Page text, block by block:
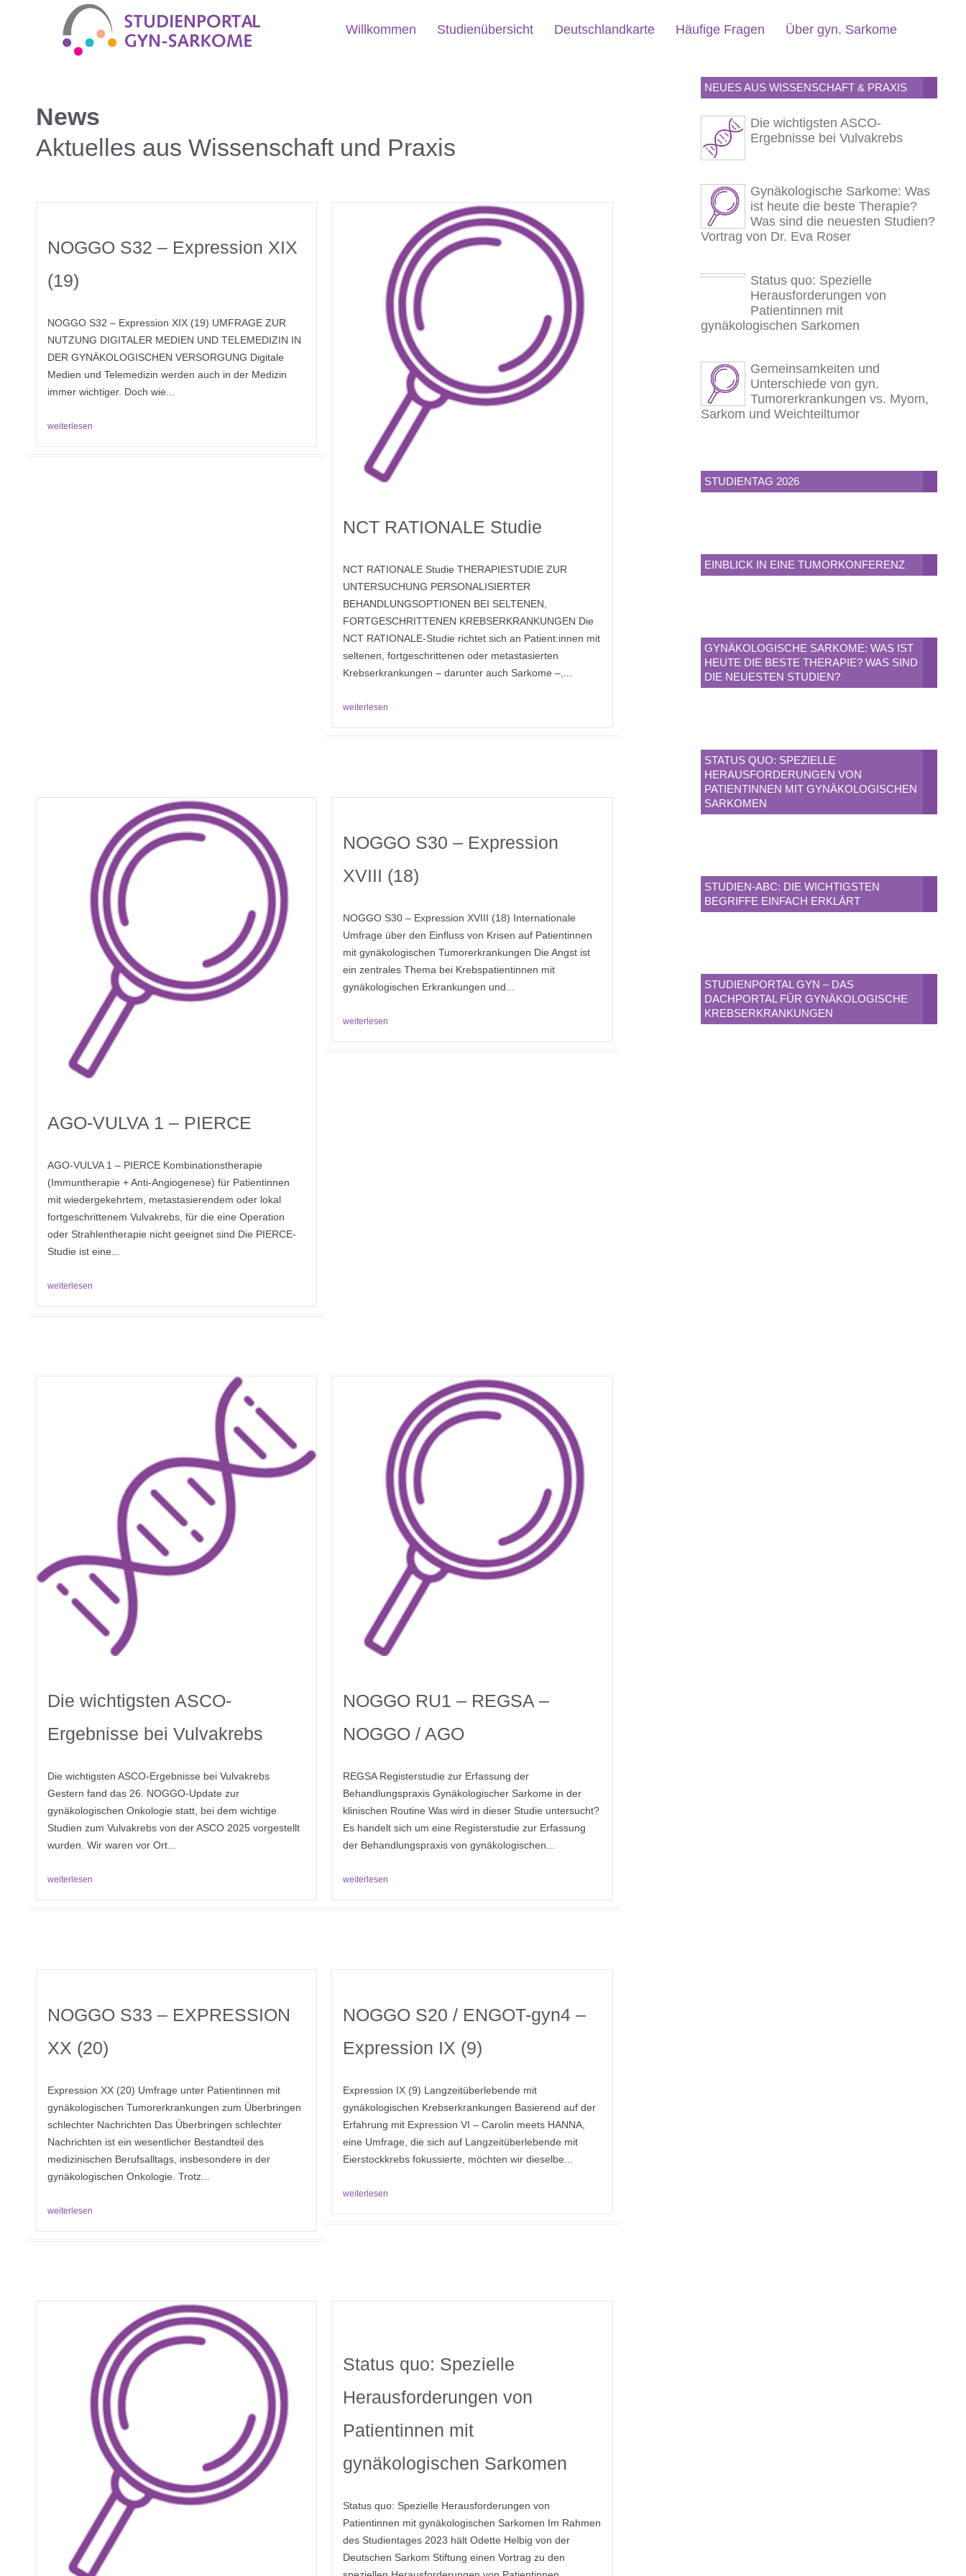
Willkommen Studienübersicht Deutschlandkarte Häufige Fragen Über gyn. Sarkome
News
Aktuelles aus Wissenschaft und Praxis
NOGGO S32 – Expression XIX
(19)
NOGGO S32 – Expression XIX (19) UMFRAGE ZUR
NUTZUNG DIGITALER MEDIEN UND TELEMEDIZIN IN
DER GYNÄKOLOGISCHEN VERSORGUNG Digitale
Medien und Telemedizin werden auch in der Medizin
immer wichtiger. Doch wie...
weiterlesen
NCT RATIONALE Studie
NCT RATIONALE Studie THERAPIESTUDIE ZUR
UNTERSUCHUNG PERSONALISIERTER
BEHANDLUNGSOPTIONEN BEI SELTENEN,
FORTGESCHRITTENEN KREBSERKRANKUNGEN Die
NCT RATIONALE-Studie richtet sich an Patient:innen mit
seltenen, fortgeschrittenen oder metastasierten
Krebserkrankungen – darunter auch Sarkome –,...
weiterlesen
AGO-VULVA 1 – PIERCE
AGO-VULVA 1 – PIERCE Kombinationstherapie
(Immuntherapie + Anti-Angiogenese) für Patientinnen
mit wiedergekehrtem, metastasierendem oder lokal
fortgeschrittenem Vulvakrebs, für die eine Operation
oder Strahlentherapie nicht geeignet sind Die PIERCE-
Studie ist eine...
weiterlesen
NOGGO S30 – Expression
XVIII (18)
NOGGO S30 – Expression XVIII (18) Internationale
Umfrage über den Einfluss von Krisen auf Patientinnen
mit gynäkologischen Tumorerkrankungen Die Angst ist
ein zentrales Thema bei Krebspatientinnen mit
gynäkologischen Erkrankungen und...
weiterlesen
Die wichtigsten ASCO-
Ergebnisse bei Vulvakrebs
Die wichtigsten ASCO-Ergebnisse bei Vulvakrebs
Gestern fand das 26. NOGGO-Update zur
gynäkologischen Onkologie statt, bei dem wichtige
Studien zum Vulvakrebs von der ASCO 2025 vorgestellt
wurden. Wir waren vor Ort...
weiterlesen
NOGGO RU1 – REGSA –
NOGGO / AGO
REGSA Registerstudie zur Erfassung der
Behandlungspraxis Gynäkologischer Sarkome in der
klinischen Routine Was wird in dieser Studie untersucht?
Es handelt sich um eine Registerstudie zur Erfassung
der Behandlungspraxis von gynäkologischen...
weiterlesen
NOGGO S33 – EXPRESSION
XX (20)
Expression XX (20) Umfrage unter Patientinnen mit
gynäkologischen Tumorerkrankungen zum Überbringen
schlechter Nachrichten Das Überbringen schlechter
Nachrichten ist ein wesentlicher Bestandteil des
medizinischen Berufsalltags, insbesondere in der
gynäkologischen Onkologie. Trotz...
weiterlesen
NOGGO S20 / ENGOT-gyn4 –
Expression IX (9)
Expression IX (9) Langzeitüberlebende mit
gynäkologischen Krebserkrankungen Basierend auf der
Erfahrung mit Expression VI – Carolin meets HANNA,
eine Umfrage, die sich auf Langzeitüberlebende mit
Eierstockkrebs fokussierte, möchten wir dieselbe...
weiterlesen
Status quo: Spezielle
Herausforderungen von
Patientinnen mit
gynäkologischen Sarkomen
Status quo: Spezielle Herausforderungen von
Patientinnen mit gynäkologischen Sarkomen Im Rahmen
des Studientages 2023 hält Odette Helbig von der
Deutschen Sarkom Stiftung einen Vortrag zu den
NEUES AUS WISSENSCHAFT & PRAXIS
Die wichtigsten ASCO-
Ergebnisse bei Vulvakrebs
Gynäkologische Sarkome: Was
ist heute die beste Therapie?
Was sind die neuesten Studien?
Vortrag von Dr. Eva Roser
Status quo: Spezielle
Herausforderungen von
Patientinnen mit
gynäkologischen Sarkomen
Gemeinsamkeiten und
Unterschiede von gyn.
Tumorerkrankungen vs. Myom,
Sarkom und Weichteiltumor
STUDIENTAG 2026
EINBLICK IN EINE TUMORKONFERENZ
GYNÄKOLOGISCHE SARKOME: WAS IST
HEUTE DIE BESTE THERAPIE? WAS SIND
DIE NEUESTEN STUDIEN?
STATUS QUO: SPEZIELLE
HERAUSFORDERUNGEN VON
PATIENTINNEN MIT GYNÄKOLOGISCHEN
SARKOMEN
STUDIEN-ABC: DIE WICHTIGSTEN
BEGRIFFE EINFACH ERKLÄRT
STUDIENPORTAL GYN – DAS
DACHPORTAL FÜR GYNÄKOLOGISCHE
KREBSERKRANKUNGEN